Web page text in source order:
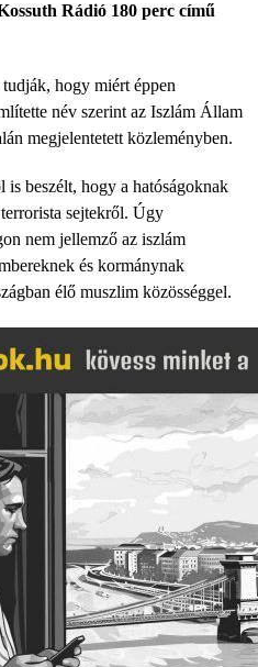
Rádió 180 perc című
hogy miért éppen
név szerint az Iszlám Állam
megjelentetett közleményben.
is beszélt, hogy a hatóságoknak
sejtekről. Úgy
nem jellemző az iszlám
és kormánynak
élő muszlim közösséggel.